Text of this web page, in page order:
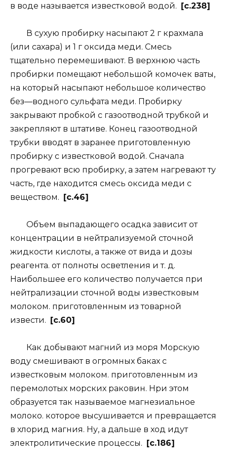
в воде называется известковой водой. [c.238]
В сухую пробирку насыпают 2 г крахмала
(или сахара) и 1 г оксида меди. Смесь
тщательно перемешивают. В верхнюю часть
пробирки помещают небольшой комочек ваты,
на который насыпают небольшое количество
без—водного сульфата меди. Пробирку
закрывают пробкой с газоотводной трубкой и
закрепляют в штативе. Конец газоотводной
трубки вводят в заранее приготовленную
пробирку с известковой водой. Сначала
прогревают всю пробирку, а затем нагревают ту
часть, где находится смесь оксида меди с
веществом. [c.46]
Объем выпадающего осадка зависит от
концентрации в нейтрализуемой сточной
жидкости кислоты, а также от вида и дозы
реагента. от полноты осветления и т. д.
Наибольшее его количество получается при
нейтрализации сточной воды известковым
молоком. приготовленным из товарной
извести.
[c.60]
Как добывают магний из моря Морскую
воду смешивают в огромных баках с
известковым молоком. приготовленным из
перемолотых морских раковин. Нри этом
образуется так называемое магнезиальное
молоко. которое высушивается и превращается
в хлорид магния. Ну, а дальше в ход идут
электролитические процессы.
[c.186]